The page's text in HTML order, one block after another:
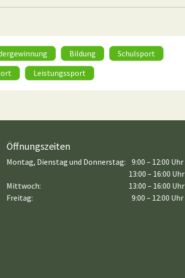
Bildung
Schulsport
Leistungssport
Öffnungszeiten
Montag, Dienstag und Donnerstag:
9:00 – 12:00 Uhr
13:00 – 16:00 Uhr
Mittwoch:
Freitag:
13:00 – 16:00 Uhr
9:00 – 12:00 Uhr